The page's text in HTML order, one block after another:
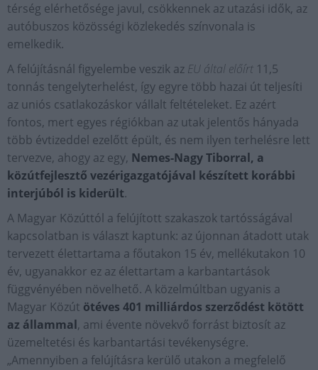
térség elérhetősége javul, csökkennek az utazási idők, az
autóbuszos közösségi közlekedés színvonala is
emelkedik.
A felújításnál figyelembe veszik az EU által előírt 11,5
tonnás tengelyterhelést, így egyre több hazai út teljesíti
az uniós csatlakozáskor vállalt feltételeket. Ez azért
fontos, mert egyes régiókban az utak jelentős hányada
több évtizeddel ezelőtt épült, és nem ilyen terhelésre lett
tervezve, ahogy az egy, Nemes-Nagy Tiborral, a
közútfejlesztő vezérigazgatójával készített korábbi
interjúból is kiderült.
A Magyar Közúttól a felújított szakaszok tartósságával
kapcsolatban is választ kaptunk: az újonnan átadott utak
tervezett élettartama a főutakon 15 év, mellékutakon 10
év, ugyanakkor ez az élettartam a karbantartások
függvényében növelhető. A közelmúltban ugyanis a
Magyar Közút ötéves 401 milliárdos szerződést kötött
az állammal, ami évente növekvő forrást biztosít az
üzemeltetési és karbantartási tevékenységre.
„Amennyiben a felújításra kerülő utakon a megfelelő